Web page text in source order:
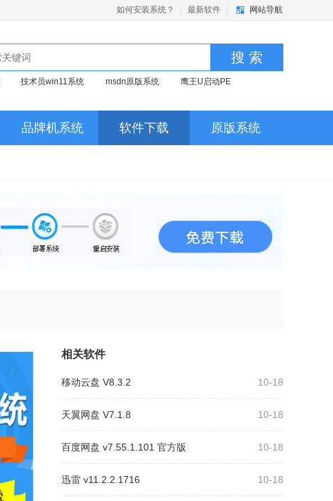
如何安装系统？ 最新软件 网站导航
搜 索
技术员win11系统 msdn原版系统 鹰王U启动PE
品牌机系统 软件下载 原版系统
相关软件
10-18
移动云盘 V8.3.2
10-18
天翼网盘 V7.1.8
10-18
百度网盘 v7.55.1.101 官方版
10-18
迅雷 v11.2.2.1716